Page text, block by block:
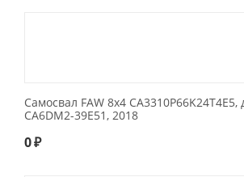
Самосвал FAW 8x4 CA3310P66K24T4E5,
CA6DM2-39E51, 2018
0₽